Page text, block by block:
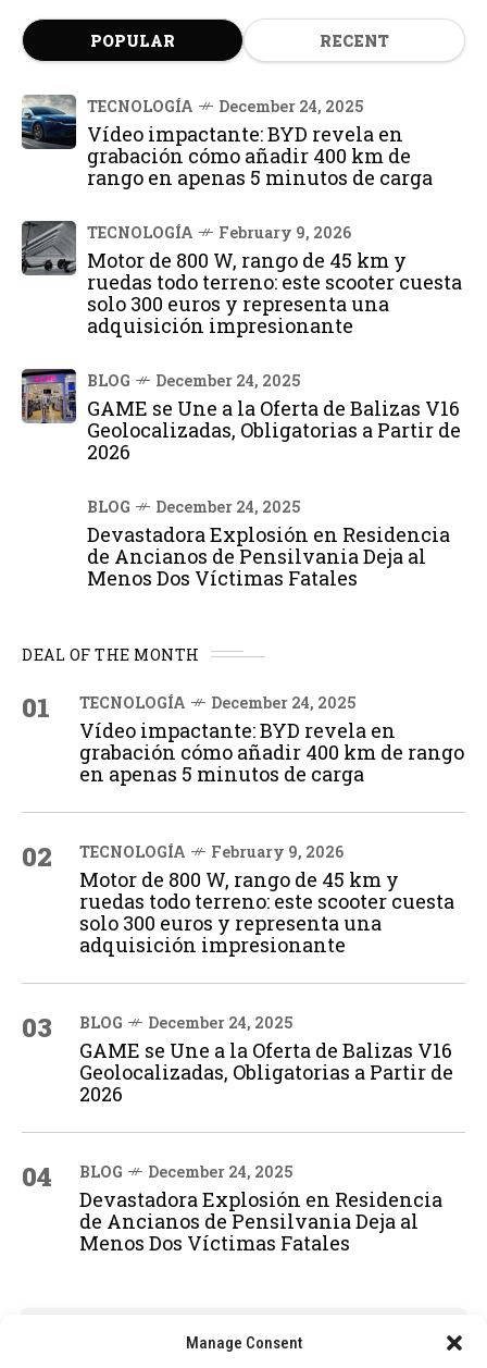
Manage Consent
POPULAR RECENT
TECNOLOGÍA December 24, 2025
Vídeo impactante: BYD revela en
grabación cómo añadir 400 km de
rango en apenas 5 minutos de carga
TECNOLOGÍA February 9, 2026
Motor de 800 W, rango de 45 km y
ruedas todo terreno: este scooter cuesta
solo 300 euros y representa una
adquisición impresionante
BLOG December 24, 2025
GAME se Une a la Oferta de Balizas V16
Geolocalizadas, Obligatorias a Partir de
2026
BLOG December 24, 2025
Devastadora Explosión en Residencia
de Ancianos de Pensilvania Deja al
Menos Dos Víctimas Fatales
DEAL OF THE MONTH
01 TECNOLOGÍA December 24, 2025
Vídeo impactante: BYD revela en
grabación cómo añadir 400 km de rango
en apenas 5 minutos de carga
02 TECNOLOGÍA February 9, 2026
Motor de 800 W, rango de 45 km y
ruedas todo terreno: este scooter cuesta
solo 300 euros y representa una
adquisición impresionante
03 BLOG December 24, 2025
GAME se Une a la Oferta de Balizas V16
Geolocalizadas, Obligatorias a Partir de
2026
04 BLOG December 24, 2025
Devastadora Explosión en Residencia
de Ancianos de Pensilvania Deja al
Menos Dos Víctimas Fatales